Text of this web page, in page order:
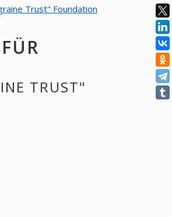
Trust" Foundation
TRUST"